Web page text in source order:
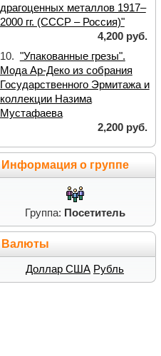
драгоценных металлов 1917–
2000 гг. (СССР – Россия)"
4,200 руб.
10. "Упакованные грезы".
Мода Ар-Деко из собрания
Государственного Эрмитажа и
коллекции Назима
Мустафаева
2,200 руб.
Информация о группе
Группа: Посетитель
Валюты
Доллар США Рубль